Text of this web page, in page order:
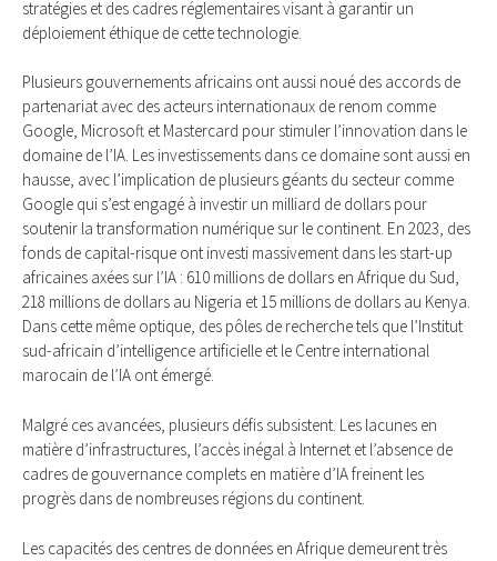
stratégies et des cadres réglementaires visant à garantir un
déploiement éthique de cette technologie.
Plusieurs gouvernements africains ont aussi noué des accords de
partenariat avec des acteurs internationaux de renom comme
Google, Microsoft et Mastercard pour stimuler l’innovation dans le
domaine de l’IA. Les investissements dans ce domaine sont aussi en
hausse, avec l’implication de plusieurs géants du secteur comme
Google qui s’est engagé à investir un milliard de dollars pour
soutenir la transformation numérique sur le continent. En 2023, des
fonds de capital-risque ont investi massivement dans les start-up
africaines axées sur l’IA : 610 millions de dollars en Afrique du Sud,
218 millions de dollars au Nigeria et 15 millions de dollars au Kenya.
Dans cette même optique, des pôles de recherche tels que l’Institut
sud-africain d’intelligence artificielle et le Centre international
marocain de l’IA ont émergé.
Malgré ces avancées, plusieurs défis subsistent. Les lacunes en
matière d’infrastructures, l’accès inégal à Internet et l’absence de
cadres de gouvernance complets en matière d’IA freinent les
progrès dans de nombreuses régions du continent.
Les capacités des centres de données en Afrique demeurent très